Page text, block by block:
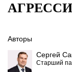
Авторы
Сергей
Старший